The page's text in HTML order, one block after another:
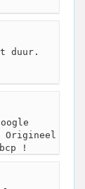
duur.
Origineel
!